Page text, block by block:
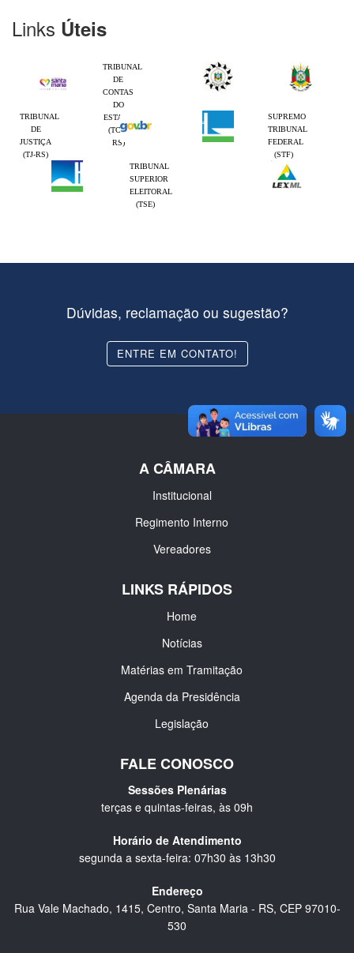
Links Úteis
TRIBUNAL
DE
CONTAS
DO
ESTADO
(TCE-
RS)
TRIBUNAL
DE
JUSTIÇA
(TJ-RS)
SUPREMO
TRIBUNAL
FEDERAL
(STF)
TRIBUNAL
SUPERIOR
ELEITORAL
(TSE)
Dúvidas, reclamação ou sugestão?
ENTRE EM CONTATO!
A CÂMARA
Institucional
Regimento Interno
Vereadores
LINKS RÁPIDOS
Home
Notícias
Matérias em Tramitação
Agenda da Presidência
Legislação
FALE CONOSCO
Sessões Plenárias
terças e quintas-feiras, às 09h
Horário de Atendimento
segunda a sexta-feira: 07h30 às 13h30
Endereço
Rua Vale Machado, 1415, Centro, Santa Maria - RS, CEP 97010-
530